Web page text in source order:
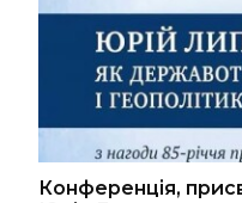
Конференція,